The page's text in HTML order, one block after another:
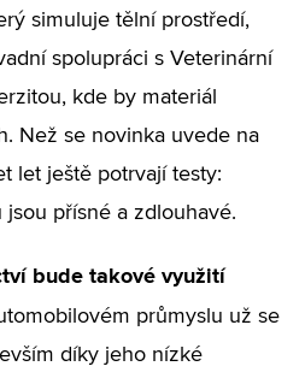
simuluje tělní prostředí,
spolupráci s Veterinární
kde by materiál
Než se novinka uvede na
let ještě potrvají testy:
přísné a zdlouhavé.
bude takové využití
průmyslu už se
díky jeho nízké